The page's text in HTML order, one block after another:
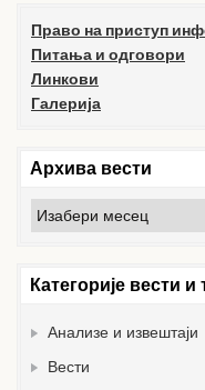
Право на приступ
Питања и одговори
Линкови
Галерија
Архива вести
Архива
вести
Категорије вести и
Анализе и извештаји
Вести